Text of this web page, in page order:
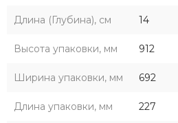
Длина (Глубина), см 14
Высота упаковки, мм 912
Ширина упаковки, мм 692
Длина упаковки, мм 227